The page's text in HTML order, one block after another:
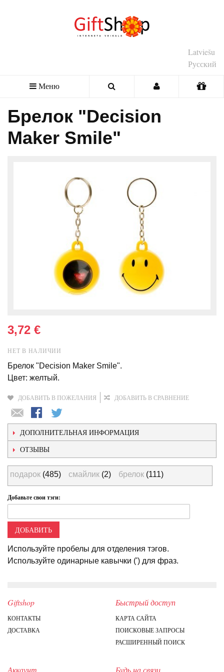
Latviešu
Русский
Меню
Брелок "Decision
Maker Smile"
3,72 €
НЕТ В НАЛИЧИИ
Брелок "Decision Maker Smile".
Цвет: желтый.
ДОБАВИТЬ В ПОЖЕЛАНИЯ ДОБАВИТЬ В СРАВНЕНИЕ
ДОПОЛНИТЕЛЬНАЯ ИНФОРМАЦИЯ
ОТЗЫВЫ
подарок (485) смайлик (2) брелок (111)
Добавьте свои тэги:
ДОБАВИТЬ
Используйте пробелы для отделения тэгов.
Используйте одинарные кавычки (') для фраз.
Giftshop
КОНТАКТЫ
ДОСТАВКА
Быстрый доступ
КАРТА САЙТА
ПОИСКОВЫЕ ЗАПРОСЫ
РАСШИРЕННЫЙ ПОИСК
Аккаунт Будь на связи